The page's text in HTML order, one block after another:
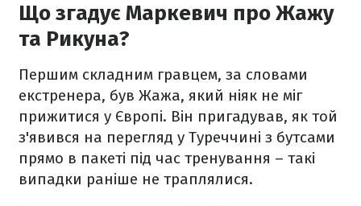
Що згадує Маркевич про Жажу
та Рикуна?
Першим складним гравцем, за словами
екстренера, був Жажа, який ніяк не міг
прижитися у Європі. Він пригадував, як той
з'явився на перегляд у Туреччині з бутсами
прямо в пакеті під час тренування – такі
випадки раніше не траплялися.